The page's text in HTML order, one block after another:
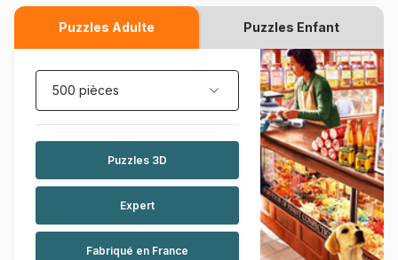
Puzzles Adulte Puzzles Enfant
500 pièces
Puzzles 3D
Expert
Fabriqué en France